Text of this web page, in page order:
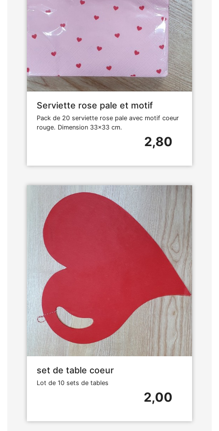
Serviette rose pale et motif
Pack de 20 serviette rose pale avec motif coeur
rouge. Dimension 33x33 cm.
2,80
set de table coeur
Lot de 10 sets de tables
2,00